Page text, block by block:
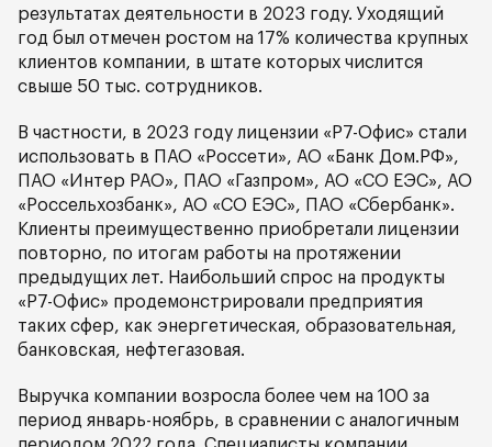
результатах деятельности в 2023 году. Уходящий
год был отмечен ростом на 17% количества крупных
клиентов компании, в штате которых числится
свыше 50 тыс. сотрудников.
В частности, в 2023 году лицензии «Р7-Офис» стали
использовать в ПАО «Россети», АО «Банк Дом.РФ»,
ПАО «Интер РАО», ПАО «Газпром», АО «СО ЕЭС», АО
«Россельхозбанк», АО «СО ЕЭС», ПАО «Сбербанк».
Клиенты преимущественно приобретали лицензии
повторно, по итогам работы на протяжении
предыдущих лет. Наибольший спрос на продукты
«Р7-Офис» продемонстрировали предприятия
таких сфер, как энергетическая, образовательная,
банковская, нефтегазовая.
Выручка компании возросла более чем на 100 за
период январь-ноябрь, в сравнении с аналогичным